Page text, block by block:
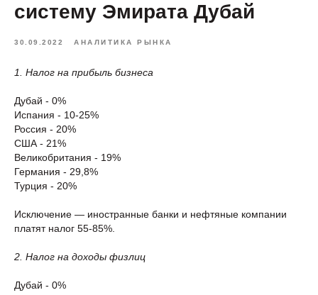
систему Эмирата Дубай
30.09.2022 АНАЛИТИКА РЫНКА
1. Налог на прибыль бизнеса
Дубай - 0%
Испания - 10-25%
Россия - 20%
США - 21%
Великобритания - 19%
Германия - 29,8%
Турция - 20%
Исключение — иностранные банки и нефтяные компании
платят налог 55-85%.
2. Налог на доходы физлиц
Дубай - 0%